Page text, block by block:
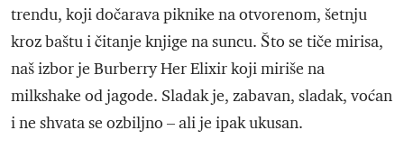
trendu, koji dočarava piknike na otvorenom, šetnju
kroz baštu i čitanje knjige na suncu. Što se tiče mirisa,
naš izbor je Burberry Her Elixir koji miriše na
milkshake od jagode. Sladak je, zabavan, sladak, voćan
i ne shvata se ozbiljno – ali je ipak ukusan.